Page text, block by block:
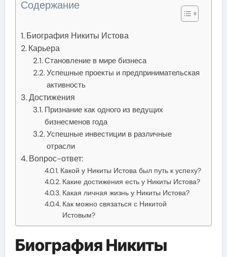
Содержание
Биография Никиты Истова
Карьера
Становление в мире бизнеса
Успешные проекты и предпринимательская
активность
Достижения
Признание как одного из ведущих
бизнесменов года
Успешные инвестиции в различные
отрасли
Вопрос-ответ:
Какой у Никиты Истова был путь к успеху?
Какие достижения есть у Никиты Истова?
Какая личная жизнь у Никиты Истова?
Как можно связаться с Никитой
Истовым?
Биография Никиты